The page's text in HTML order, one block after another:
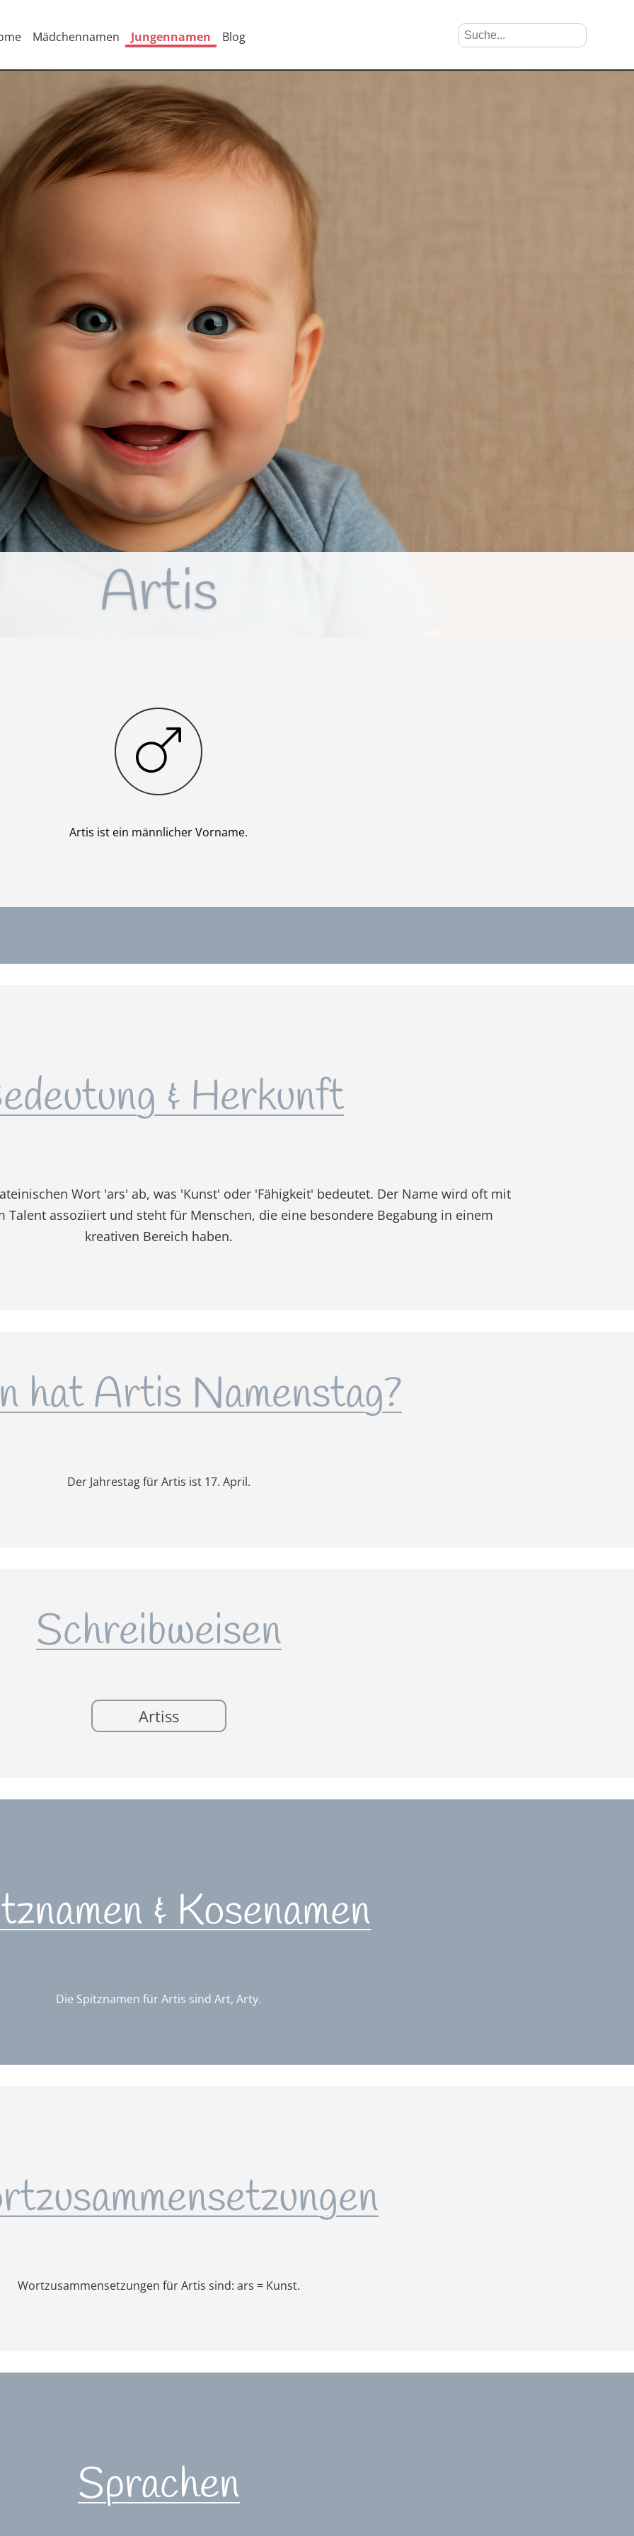
Mädchennamen Jungennamen Blog Suche nach Vornamen Search
Artis
Junge
Artis ist ein männlicher Vorname.
& Herkunft
Wort 'ars' ab, was 'Kunst' oder 'Fähigkeit' bedeutet. Der Name wird oft mit
Talent assoziiert und steht für Menschen, die eine besondere Begabung in einem
kreativen Bereich haben.
hat Artis Namenstag?
Der Jahrestag für Artis ist 17. April.
Schreibweisen
Artiss
& Kosenamen
Die Spitznamen für Artis sind Art, Arty.
Wortzusammensetzungen für Artis sind: ars = Kunst.
Sprachen